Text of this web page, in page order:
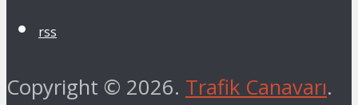
rss
Copyright © 2026. Trafik Canavarı.